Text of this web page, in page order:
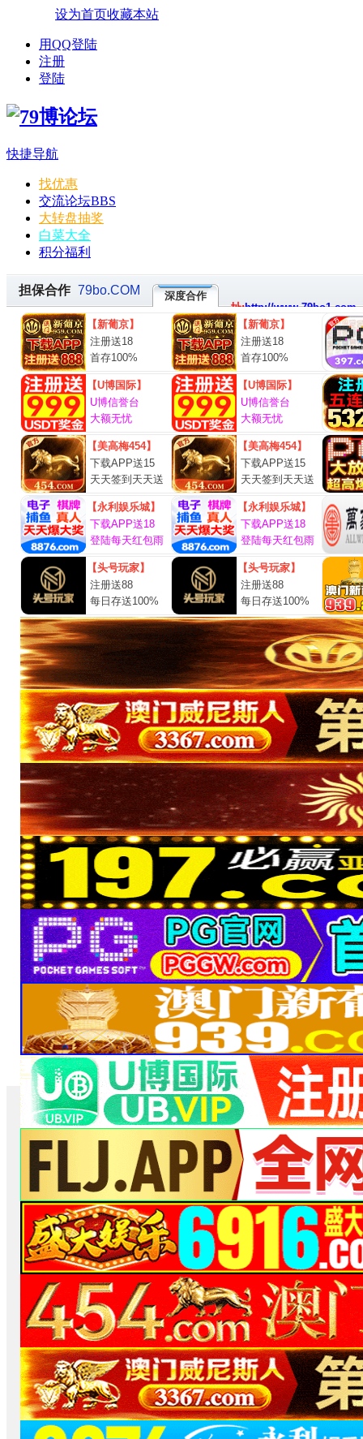
设为首页收藏本站
用QQ登陆
注册
登陆
快捷导航
找优惠
交流论坛BBS
大转盘抽奖
白菜大全
积分福利